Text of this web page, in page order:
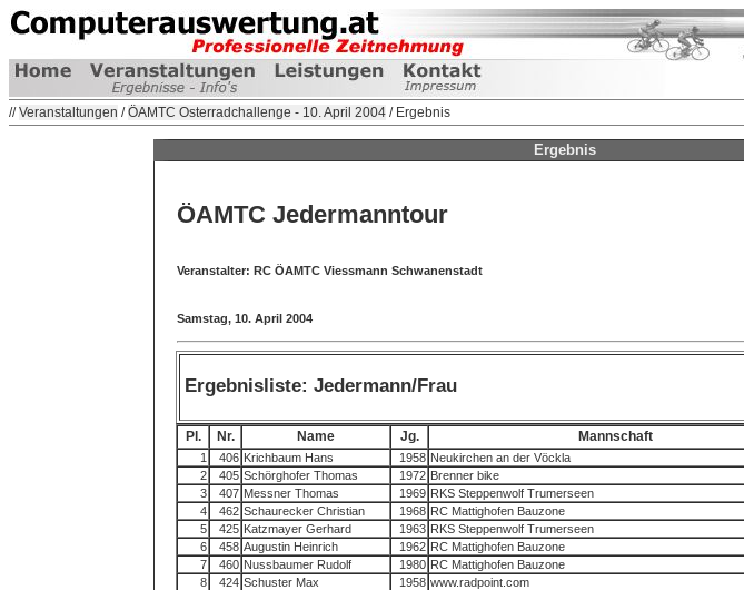
//Veranstaltungen /ÖAMTC Osterradchallenge - 10. April 2004 / Ergebnis
Ergebnis
ÖAMTC Jedermanntour
Veranstalter: RC ÖAMTC Viessmann Schwanenstadt
Samstag, 10. April 2004
Ergebnisliste: Jedermann/Frau
Pl. Nr. Name Jg. Mannschaft
1 406 Krichbaum Hans 1958 Neukirchen an der Vöckla
2
405 Schörghofer Thomas 1972 Brenner bike
3
407 Messner Thomas 1969 RKS Steppenwolf Trumerseen
4
462 Schaurecker Christian 1968 RC Mattighofen Bauzone
5
425 Katzmayer Gerhard 1963 RKS Steppenwolf Trumerseen
6
458 Augustin Heinrich 1962 RC Mattighofen Bauzone
7
460 Nussbaumer Rudolf 1980 RC Mattighofen Bauzone
8
424 Schuster Max 1958 www.radpoint.com